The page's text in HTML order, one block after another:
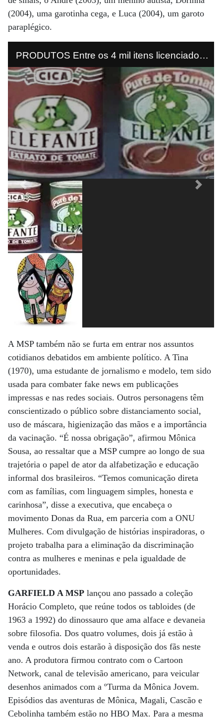
(2004), uma garotinha cega, e Luca (2004), um garoto
paraplégico.
PRODUTOS Entre os 4 mil itens licenciados,
a massa de tomate foi o primeiro, em 1968, e
a Ipanema firmou um dos contratos mais
recentes, ao lançar chinelos com
personagens.
Previous Next
A MSP também não se furta em entrar nos assuntos
cotidianos debatidos em ambiente político. A Tina
(1970), uma estudante de jornalismo e modelo, tem sido
usada para combater fake news em publicações
impressas e nas redes sociais. Outros personagens têm
conscientizado o público sobre distanciamento social,
uso de máscara, higienização das mãos e a importância
da vacinação. “É nossa obrigação”, afirmou Mônica
Sousa, ao ressaltar que a MSP cumpre ao longo de sua
trajetória o papel de ator da alfabetização e educação
informal dos brasileiros. “Temos comunicação direta
com as famílias, com linguagem simples, honesta e
carinhosa”, disse a executiva, que encabeça o
movimento Donas da Rua, em parceria com a ONU
Mulheres. Com divulgação de histórias inspiradoras, o
projeto trabalha para a eliminação da discriminação
contra as mulheres e meninas e pela igualdade de
oportunidades.
GARFIELD A MSP lançou ano passado a coleção
Horácio Completo, que reúne todos os tabloides (de
1963 a 1992) do dinossauro que ama alface e devaneia
sobre filosofia. Dos quatro volumes, dois já estão à
venda e outros dois estarão à disposição dos fãs neste
ano. A produtora firmou contrato com o Cartoon
Network, canal de televisão americano, para veicular
desenhos animados com a ºTurma da Mônica Jovem.
Episódios das aventuras de Mônica, Magali, Cascão e
Cebolinha também estão no HBO Max. Para a mesma